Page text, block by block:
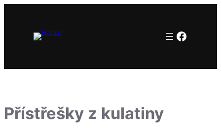
Přístřešky z kulatiny